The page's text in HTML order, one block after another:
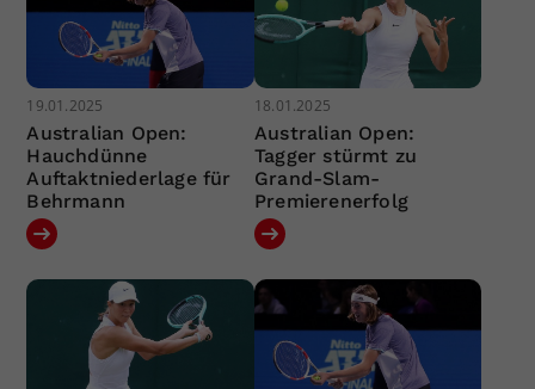
19.01.2025
Australian Open:
Hauchdünne
Auftaktniederlage für
Behrmann
18.01.2025
Australian Open:
Tagger stürmt zu
Grand-Slam-
Premierenerfolg